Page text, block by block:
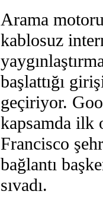
Arama
kablosuz
başlattığı
geçiriyor.
kapsamda ilk
Francisco
bağlantı
sıvadı.